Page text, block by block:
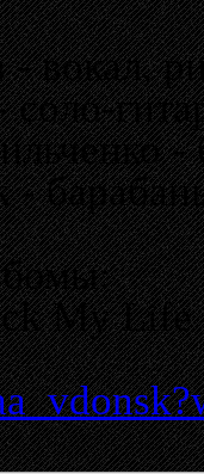
вокал,
-
My Life